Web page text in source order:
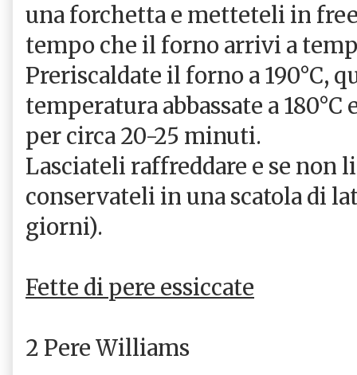
una forchetta e metteteli in
tempo che il forno arrivi a
Preriscaldate il forno a 190°C,
temperatura abbassate a
per circa 20-25 minuti.
Lasciateli raffreddare e se non
conservateli in una scatola di
giorni).
Fette di pere essiccate
2 Pere Williams